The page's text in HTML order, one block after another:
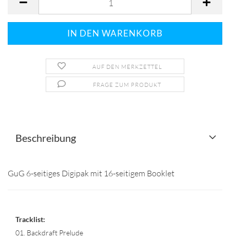
AUF DEN MERKZETTEL
FRAGE ZUM PRODUKT
Beschreibung
GuG 6-seitiges Digipak mit 16-seitigem Booklet
Tracklist:
01. Backdraft Prelude